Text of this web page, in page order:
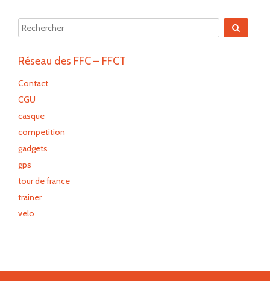
Réseau des FFC – FFCT
Contact
CGU
casque
competition
gadgets
gps
tour de france
trainer
velo